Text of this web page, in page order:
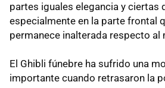
partes iguales elegancia y ciertas
especialmente en la parte frontal
permanece inalterada respecto al
El Ghibli fúnebre ha sufrido una
importante cuando retrasaron la